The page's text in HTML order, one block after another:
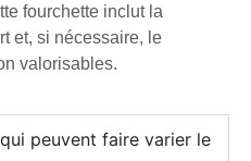
fourchette inclut la
et, si nécessaire, le
valorisables.
peuvent faire varier le